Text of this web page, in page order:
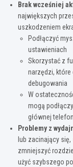
Brak wcześniej
największych
uszkodzeniem
Podłączyć
ustawieniach
Skorzystać z
narzędzi, które
debugowania
W
mogą
głównej
Problemy z
lub zacinający
zmniejszyć
użyć szybszego